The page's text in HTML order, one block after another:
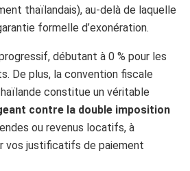
thaïlandais), au-delà de laquelle
formelle d’exonération.
débutant à 0 % pour les
De plus, la convention fiscale
constitue un véritable
contre la double imposition
ou revenus locatifs, à
vos justificatifs de paiement